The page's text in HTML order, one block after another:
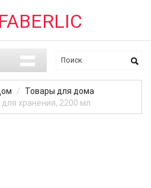
Товары для дома
хранения, 2200 мл